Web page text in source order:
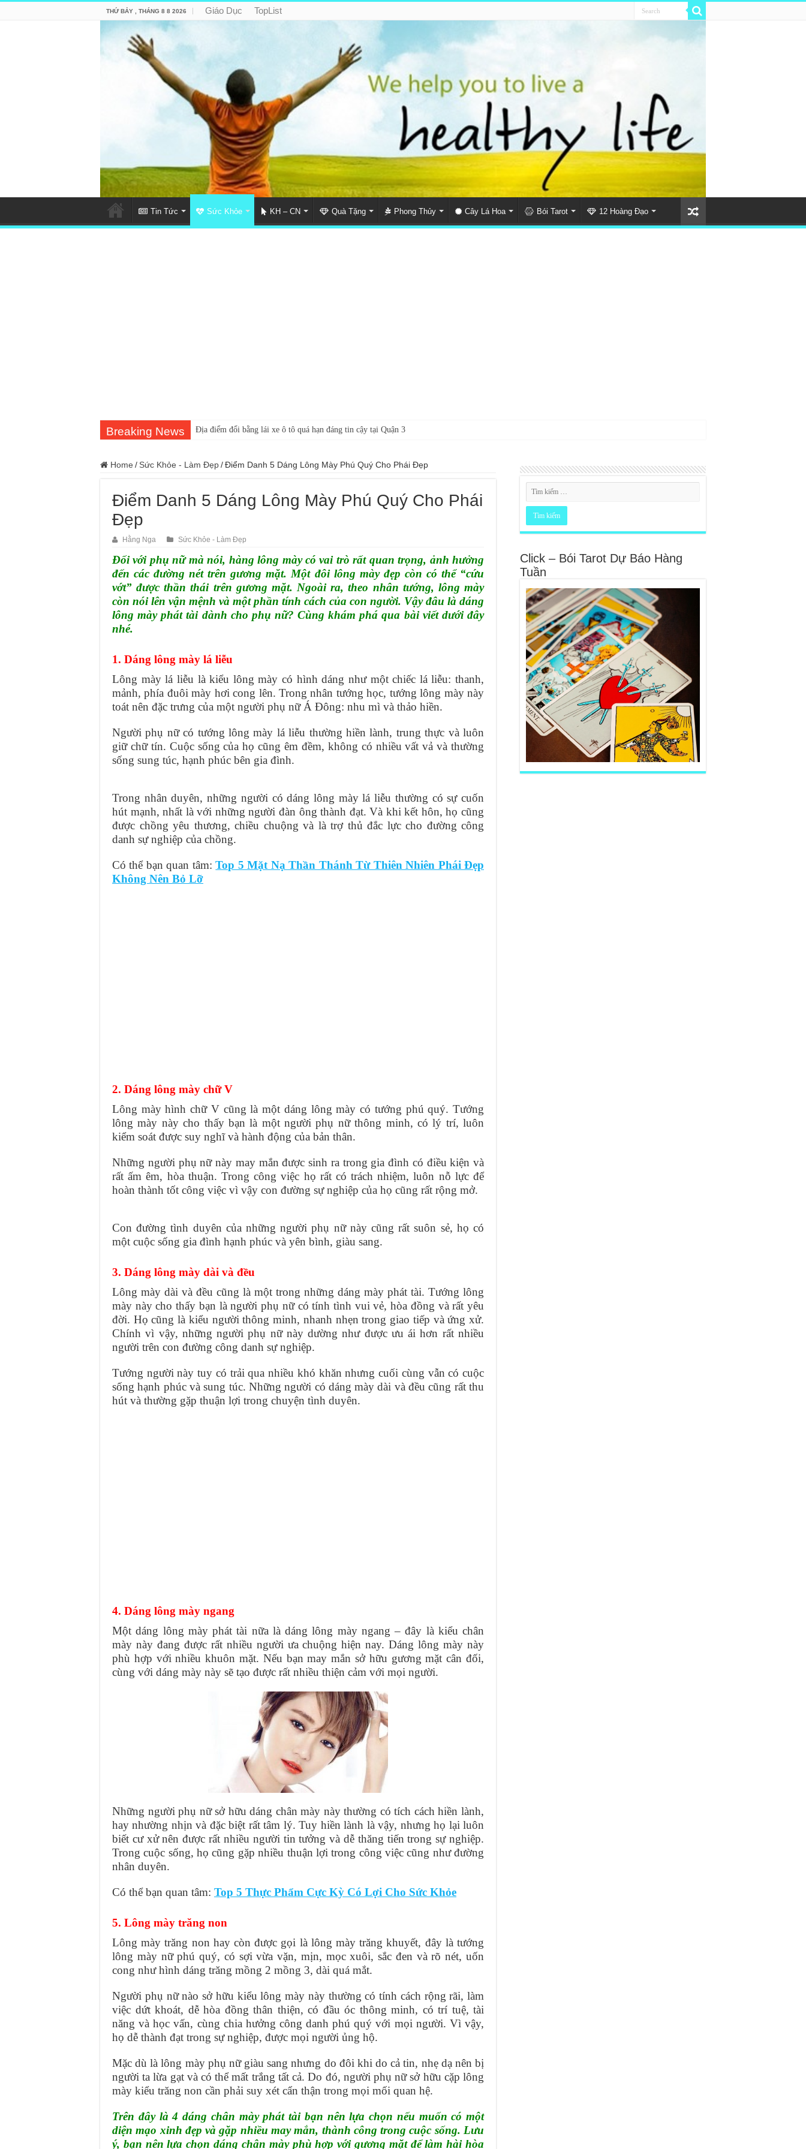
THỨ BẢY , THÁNG 8 8 2026 Giáo Dục TopList
Tin Tức Sức Khỏe KH – CN Quà Tặng Phong Thủy Cây Lá Hoa Bói Tarot 12 Hoàng Đạo
Breaking News Địa điểm đổi bằng lái xe ô tô quá hạn đáng tin cậy tại Quận 3
Home / Sức Khỏe - Làm Đẹp/Điểm Danh 5 Dáng Lông Mày Phú Quý Cho Phái Đẹp
Điểm Danh 5 Dáng Lông Mày Phú Quý Cho Phái
Đẹp
Hằng Nga Sức Khỏe - Làm Đẹp
Đối với phụ nữ mà nói, hàng lông mày có vai trò rất quan trọng, ảnh hưởng
đến các đường nét trên gương mặt. Một đôi lông mày đẹp còn có thể “cứu
vớt” được thần thái trên gương mặt. Ngoài ra, theo nhân tướng, lông mày
còn nói lên vận mệnh và một phần tính cách của con người. Vậy đâu là dáng
lông mày phát tài dành cho phụ nữ? Cùng khám phá qua bài viết dưới đây
nhé.
1. Dáng lông mày lá liễu
Lông mày lá liễu là kiểu lông mày có hình dáng như một chiếc lá liễu: thanh,
mảnh, phía đuôi mày hơi cong lên. Trong nhân tướng học, tướng lông mày này
toát nên đặc trưng của một người phụ nữ Á Đông: nhu mì và thảo hiền.
Người phụ nữ có tướng lông mày lá liễu thường hiền lành, trung thực và luôn
giữ chữ tín. Cuộc sống của họ cũng êm đềm, không có nhiều vất vả và thường
sống sung túc, hạnh phúc bên gia đình.
Trong nhân duyên, những người có dáng lông mày lá liễu thường có sự cuốn
hút mạnh, nhất là với những người đàn ông thành đạt. Và khi kết hôn, họ cũng
được chồng yêu thương, chiều chuộng và là trợ thủ đắc lực cho đường công
danh sự nghiệp của chồng.
Có thể bạn quan tâm:Top 5 Mặt Nạ Thần Thánh Từ Thiên Nhiên Phái Đẹp
Không Nên Bỏ Lỡ
2. Dáng lông mày chữ V
Lông mày hình chữ V cũng là một dáng lông mày có tướng phú quý. Tướng
lông mày này cho thấy bạn là một người phụ nữ thông minh, có lý trí, luôn
kiểm soát được suy nghĩ và hành động của bản thân.
Những người phụ nữ này may mắn được sinh ra trong gia đình có điều kiện và
rất ấm êm, hòa thuận. Trong công việc họ rất có trách nhiệm, luôn nỗ lực để
hoàn thành tốt công việc vì vậy con đường sự nghiệp của họ cũng rất rộng mở.
Con đường tình duyên của những người phụ nữ này cũng rất suôn sẻ, họ có
một cuộc sống gia đình hạnh phúc và yên bình, giàu sang.
3. Dáng lông mày dài và đều
Lông mày dài và đều cũng là một trong những dáng mày phát tài. Tướng lông
mày này cho thấy bạn là người phụ nữ có tính tình vui vẻ, hòa đồng và rất yêu
đời. Họ cũng là kiểu người thông minh, nhanh nhẹn trong giao tiếp và ứng xử.
Chính vì vậy, những người phụ nữ này dường như được ưu ái hơn rất nhiều
người trên con đường công danh sự nghiệp.
Tướng người này tuy có trải qua nhiều khó khăn nhưng cuối cùng vẫn có cuộc
sống hạnh phúc và sung túc. Những người có dáng mày dài và đều cũng rất thu
hút và thường gặp thuận lợi trong chuyện tình duyên.
4. Dáng lông mày ngang
Một dáng lông mày phát tài nữa là dáng lông mày ngang – đây là kiểu chân
mày này đang được rất nhiều người ưa chuộng hiện nay. Dáng lông mày này
phù hợp với nhiều khuôn mặt. Nếu bạn may mắn sở hữu gương mặt cân đối,
cùng với dáng mày này sẽ tạo được rất nhiều thiện cảm với mọi người.
Những người phụ nữ sở hữu dáng chân mày này thường có tích cách hiền lành,
hay nhường nhịn và đặc biệt rất tâm lý. Tuy hiền lành là vậy, nhưng họ lại luôn
biết cư xử nên được rất nhiều người tin tưởng và dễ thăng tiến trong sự nghiệp.
Trong cuộc sống, họ cũng gặp nhiều thuận lợi trong công việc cũng như đường
nhân duyên.
Có thể bạn quan tâm: Top 5 Thực Phẩm Cực Kỳ Có Lợi Cho Sức Khỏe
5. Lông mày trăng non
Lông mày trăng non hay còn được gọi là lông mày trăng khuyết, đây là tướng
lông mày nữ phú quý, có sợi vừa vặn, mịn, mọc xuôi, sắc đen và rõ nét, uốn
cong như hình dáng trăng mồng 2 mồng 3, dài quá mắt.
Người phụ nữ nào sở hữu kiểu lông mày này thường có tính cách rộng rãi, làm
việc dứt khoát, dễ hòa đồng thân thiện, có đầu óc thông minh, có trí tuệ, tài
năng và học vấn, cùng chia hưởng công danh phú quý với mọi người. Vì vậy,
họ dễ thành đạt trong sự nghiệp, được mọi người ủng hộ.
Mặc dù là lông mày phụ nữ giàu sang nhưng do đôi khi do cả tin, nhẹ dạ nên bị
người ta lừa gạt và có thể mất trắng tất cả. Do đó, người phụ nữ sở hữu cặp lông
mày kiểu trăng non cần phải suy xét cẩn thận trong mọi mối quan hệ.
Trên đây là 4 dáng chân mày phát tài bạn nên lựa chọn nếu muốn có một
diện mạo xinh đẹp và gặp nhiều may mắn, thành công trong cuộc sống. Lưu
ý, bạn nên lựa chọn dáng chân mày phù hợp với gương mặt để làm hài hòa
Click – Bói Tarot Dự Báo Hàng
Tuần